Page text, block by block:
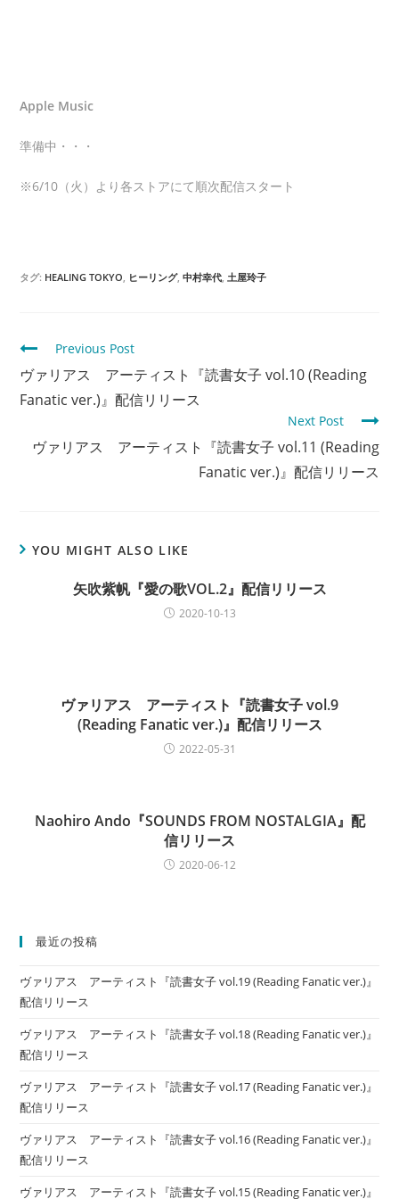
Apple Music
準備中・・・
※6/10（火）より各ストアにて順次配信スタート
タグ: HEALING TOKYO, ヒーリング,中村幸代,土屋玲子
C
o
n
R
Previous Post
ヴァリアス アーティスト『読書女子 vol.10 (Reading
Fanatic ver.)』配信リリース
Next Post
ヴァリアス アーティスト『読書女子 vol.11 (Reading
Fanatic ver.)』配信リリース
YOU MIGHT ALSO LIKE
矢吹紫帆『愛の歌VOL.2』配信リリース
2020-10-13
ヴァリアス アーティスト『読書女子 vol.9
(Reading Fanatic ver.)』配信リリース
2022-05-31
Naohiro Ando『SOUNDS FROM NOSTALGIA』配
信リリース
2020-06-12
最近の投稿
ヴァリアス アーティスト『読書女子 vol.19 (Reading Fanatic ver.)』
配信リリース
ヴァリアス アーティスト『読書女子 vol.18 (Reading Fanatic ver.)』
配信リリース
ヴァリアス アーティスト『読書女子 vol.17 (Reading Fanatic ver.)』
配信リリース
ヴァリアス アーティスト『読書女子 vol.16 (Reading Fanatic ver.)』
配信リリース
ヴァリアス アーティスト『読書女子 vol.15 (Reading Fanatic ver.)』